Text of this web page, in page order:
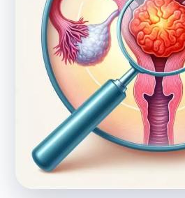
Всього:
Попередній запис на
потрібний. Виняток
зіскрібки. Взяття
виконує лікар – необхідий
Аналіз